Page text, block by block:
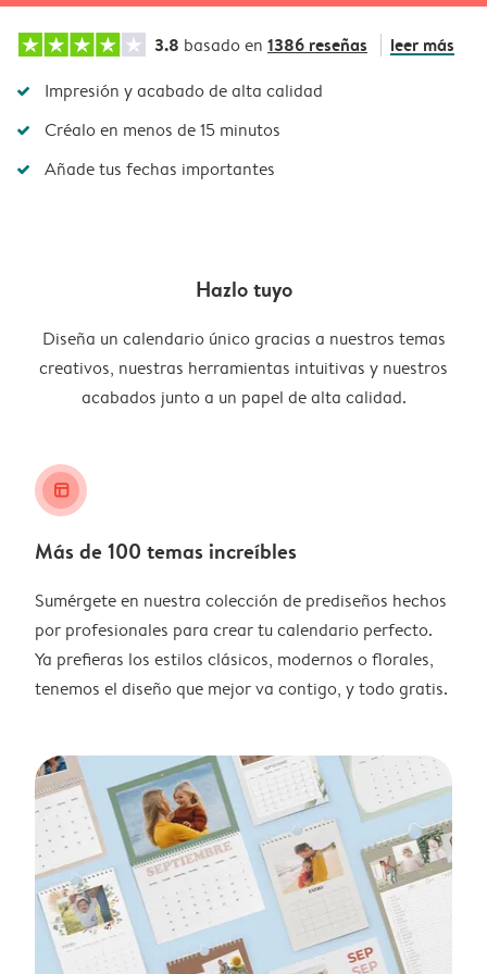
3.8 basado en 1386 reseñas leer más
Impresión y acabado de alta calidad
Créalo en menos de 15 minutos
Añade tus fechas importantes
Hazlo tuyo
Diseña un calendario único gracias a nuestros temas
creativos, nuestras herramientas intuitivas y nuestros
acabados junto a un papel de alta calidad.
layout_alt
Más de 100 temas increíbles
Sumérgete en nuestra colección de prediseños hechos
por profesionales para crear tu calendario perfecto.
Ya prefieras los estilos clásicos, modernos o florales,
tenemos el diseño que mejor va contigo, y todo gratis.